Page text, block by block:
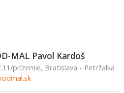
MAL Pavol Kardoš
prízemie, Bratislava - Petržalka